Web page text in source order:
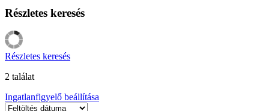
Részletes keresés
Részletes keresés
2 találat
Ingatlanfigyelő beállítása